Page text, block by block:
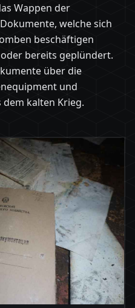
Wappen der
welche sich
beschäftigen
bereits geplündert.
über die
und
kalten Krieg.